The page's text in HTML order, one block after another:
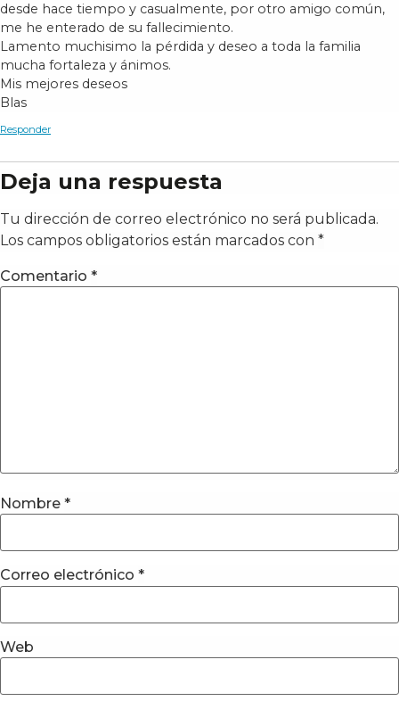
desde hace tiempo y casualmente, por otro amigo común,
me he enterado de su fallecimiento.
Lamento muchisimo la pérdida y deseo a toda la familia
mucha fortaleza y ánimos.
Mis mejores deseos
Blas
Responder
Deja una respuesta
Tu dirección de correo electrónico no será publicada.
Los campos obligatorios están marcados con *
Comentario *
Nombre *
Correo electrónico *
Web